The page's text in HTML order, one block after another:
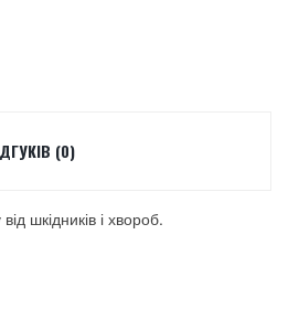
(0)
шкідників і хвороб.